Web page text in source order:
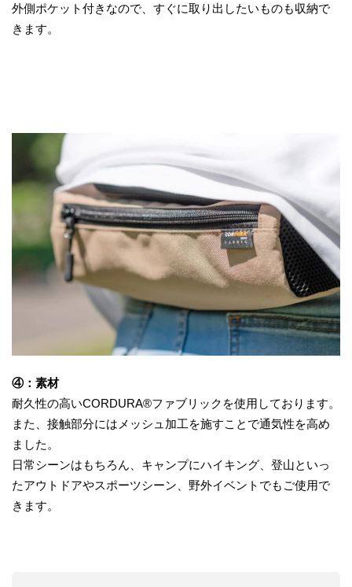
外側ポケット付きなので、すぐに取り出したいものも収納で
きます。
④：素材
耐久性の高いCORDURA®ファブリックを使用しております。
また、接触部分にはメッシュ加工を施すことで通気性を高め
ました。
日常シーンはもちろん、キャンプにハイキング、登山といっ
たアウトドアやスポーツシーン、野外イベントでもご使用で
きます。